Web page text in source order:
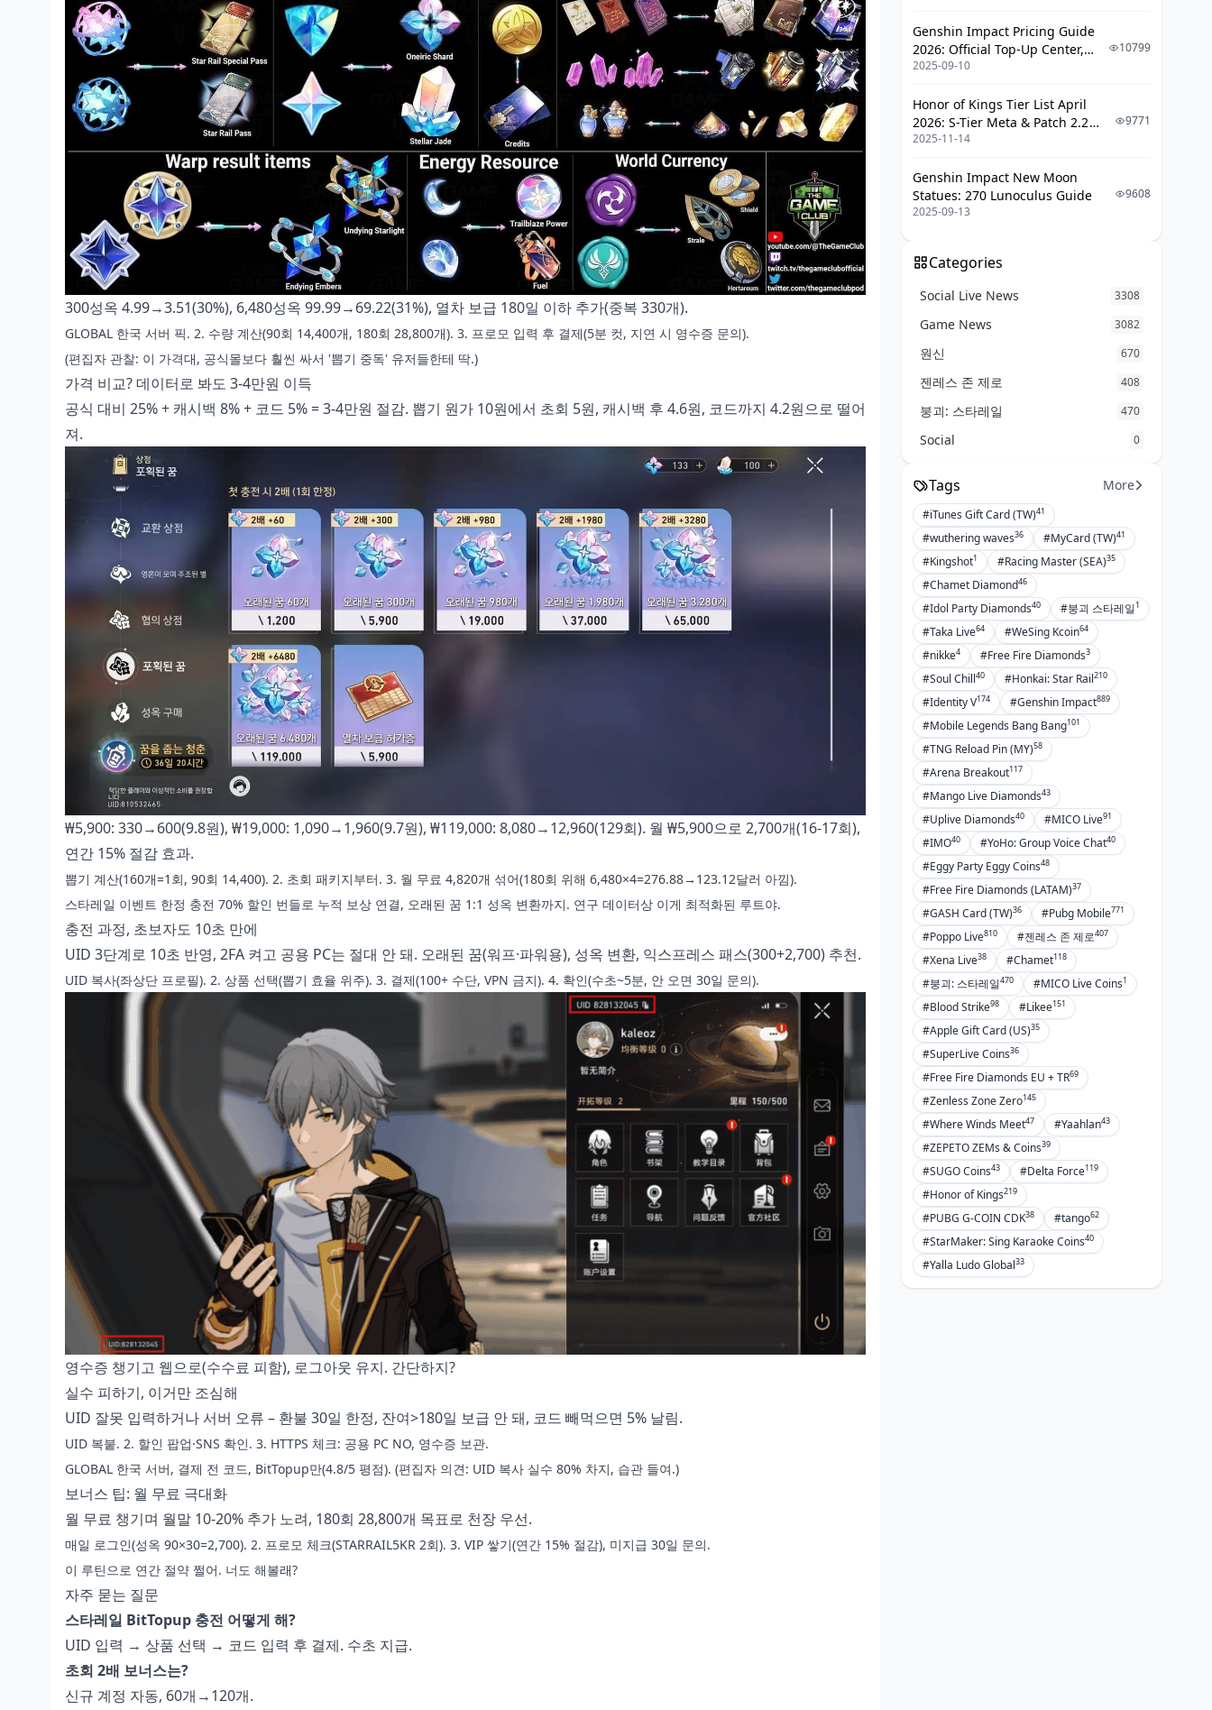
300성옥 4.99→3.51(30%), 6,480성옥 99.99→69.22(31%), 열차 보급 180일 이하 추가(중복 330개).
GLOBAL 한국 서버 픽. 2. 수량 계산(90회 14,400개, 180회 28,800개). 3. 프로모 입력 후 결제(5분 컷, 지연 시 영수증 문의).
(편집자 관찰: 이 가격대, 공식몰보다 훨씬 싸서 '뽑기 중독' 유저들한테 딱.)
가격 비교? 데이터로 봐도 3-4만원 이득
공식 대비 25% + 캐시백 8% + 코드 5% = 3-4만원 절감. 뽑기 원가 10원에서 초회 5원, 캐시백 후 4.6원, 코드까지 4.2원으로 떨어
져.
₩5,900: 330→600(9.8원), ₩19,000: 1,090→1,960(9.7원), ₩119,000: 8,080→12,960(129회). 월 ₩5,900으로 2,700개(16-17회),
연간 15% 절감 효과.
뽑기 계산(160개=1회, 90회 14,400). 2. 초회 패키지부터. 3. 월 무료 4,820개 섞어(180회 위해 6,480×4=276.88→123.12달러 아낌).
스타레일 이벤트 한정 충전 70% 할인 번들로 누적 보상 연결, 오래된 꿈 1:1 성옥 변환까지. 연구 데이터상 이게 최적화된 루트야.
충전 과정, 초보자도 10초 만에
UID 3단계로 10초 반영, 2FA 켜고 공용 PC는 절대 안 돼. 오래된 꿈(워프·파워용), 성옥 변환, 익스프레스 패스(300+2,700) 추천.
UID 복사(좌상단 프로필). 2. 상품 선택(뽑기 효율 위주). 3. 결제(100+ 수단, VPN 금지). 4. 확인(수초~5분, 안 오면 30일 문의).
영수증 챙기고 웹으로(수수료 피함), 로그아웃 유지. 간단하지?
실수 피하기, 이거만 조심해
UID 잘못 입력하거나 서버 오류 – 환불 30일 한정, 잔여>180일 보급 안 돼, 코드 빼먹으면 5% 날림.
UID 복붙. 2. 할인 팝업·SNS 확인. 3. HTTPS 체크: 공용 PC NO, 영수증 보관.
GLOBAL 한국 서버, 결제 전 코드, BitTopup만(4.8/5 평점). (편집자 의견: UID 복사 실수 80% 차지, 습관 들여.)
보너스 팁: 월 무료 극대화
월 무료 챙기며 월말 10-20% 추가 노려, 180회 28,800개 목표로 천장 우선.
매일 로그인(성옥 90×30=2,700). 2. 프로모 체크(STARRAIL5KR 2회). 3. VIP 쌓기(연간 15% 절감), 미지급 30일 문의.
이 루틴으로 연간 절약 쩔어. 너도 해볼래?
자주 묻는 질문
스타레일 BitTopup 충전 어떻게 해?
UID 입력 → 상품 선택 → 코드 입력 후 결제. 수초 지급.
초회 2배 보너스는?
신규 계정 자동, 60개→120개.
Genshin Impact Pricing Guide
2026: Official Top-Up Center,
Platform Differences, and
2025-09-10
10799
Honor of Kings Tier List April
2026: S-Tier Meta & Patch 2.2
Changes
2025-11-14
9771
Genshin Impact New Moon
Statues: 270 Lunoculus Guide
2025-09-13
9608
Categories
Social Live News 3308
Game News 3082
원신 670
젠레스 존 제로 408
붕괴: 스타레일 470
Social 0
Tags More
#iTunes Gift Card (TW)41
#wuthering waves36 #MyCard (TW)41
#Kingshot1 #Racing Master (SEA)35
#Chamet Diamond46
#Idol Party Diamonds40 #붕괴 스타레일1
#Taka Live64 #WeSing Kcoin64
#nikke4 #Free Fire Diamonds3
#Soul Chill40 #Honkai: Star Rail210
#Identity V174 #Genshin Impact889
#Mobile Legends Bang Bang101
#TNG Reload Pin (MY)58
#Arena Breakout117
#Mango Live Diamonds43
#Uplive Diamonds40 #MICO Live91
#IMO40 #YoHo: Group Voice Chat40
#Eggy Party Eggy Coins48
#Free Fire Diamonds (LATAM)37
#GASH Card (TW)36 #Pubg Mobile771
#Poppo Live810 #젠레스 존 제로407
#Xena Live38 #Chamet118
#붕괴: 스타레일470 #MICO Live Coins1
#Blood Strike98 #Likee151
#Apple Gift Card (US)35
#SuperLive Coins36
#Free Fire Diamonds EU + TR69
#Zenless Zone Zero145
#Where Winds Meet47 #Yaahlan43
#ZEPETO ZEMs & Coins39
#SUGO Coins43 #Delta Force119
#Honor of Kings219
#PUBG G-COIN CDK38 #tango62
#StarMaker: Sing Karaoke Coins40
#Yalla Ludo Global33